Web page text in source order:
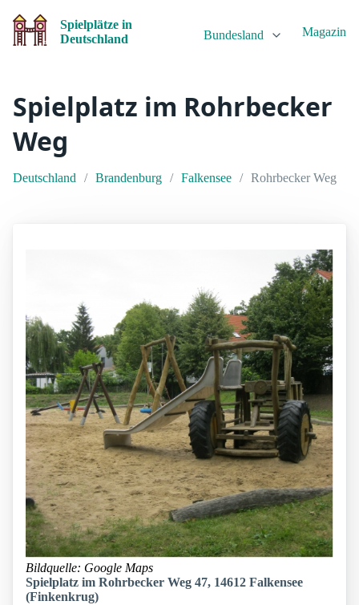
Spielplätze in
Deutschland
Bundesland Magazin
Spielplatz im Rohrbecker
Weg
Deutschland Brandenburg Falkensee Rohrbecker Weg
Bildquelle: Google Maps
Spielplatz im Rohrbecker Weg 47, 14612 Falkensee
(Finkenkrug)